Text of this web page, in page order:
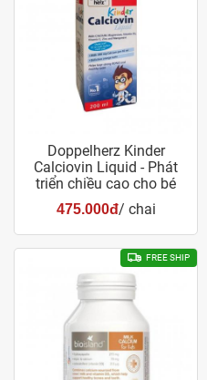
Doppelherz Kinder
Calciovin Liquid - Phát
triển chiều cao cho bé
475.000đ/ chai
FREE SHIP